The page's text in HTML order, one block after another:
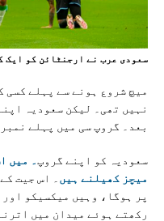
سعودی عرب نے ارجنٹائن کو ایک
میچ شروع ہونے سے پہلے کسی
نہیں تھی۔ لیکن سعوديہ
بعد۔ گروپ سی میں پہلے نمبر
سعوديہ کو اپنے گروپ۔ میں
میچز کھیلنے ہیں ۔ اس جیت
پر ہوگا، وہیں میکسیکو
رکھتے ہوئے میدان میں